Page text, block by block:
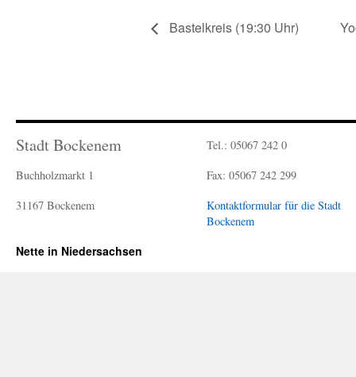
Bastelkreis (19:30 Uhr)
Stadt Bockenem
Buchholzmarkt 1
31167 Bockenem
Tel.: 05067 242 0
Fax: 05067 242 299
Kontaktformular für die Stadt
Bockenem
Nette in Niedersachsen